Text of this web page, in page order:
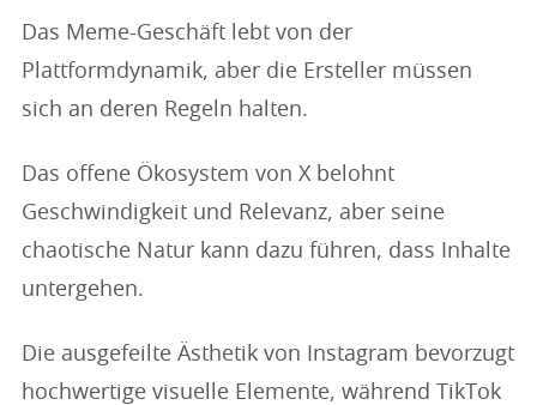
Das Meme-Geschäft lebt von der
Plattformdynamik, aber die Ersteller müssen
sich an deren Regeln halten.
Das offene Ökosystem von X belohnt
Geschwindigkeit und Relevanz, aber seine
chaotische Natur kann dazu führen, dass Inhalte
untergehen.
Die ausgefeilte Ästhetik von Instagram bevorzugt
hochwertige visuelle Elemente, während TikTok